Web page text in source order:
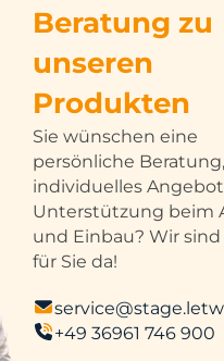
Beratung zu
unseren
Produkten
Sie wünschen eine
persönliche
individuelles
Unterstützung beim
und Einbau? Wir
für Sie da!
+49 36961 746 900